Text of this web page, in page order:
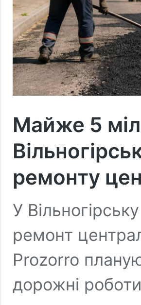
Майже 5
ремонту
У
ремонт
Prozorro
дорожні